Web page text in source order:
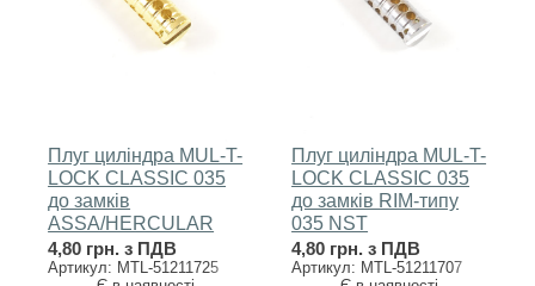
Плуг циліндра MUL-T-
LOCK CLASSIC 035
до замків
ASSA/HERCULAR
EB
4,80 грн. з ПДВ
Артикул: MTL-51211725
Плуг циліндра MUL-T-
LOCK CLASSIC 035
до замків RIM-типу
035 NST
4,80 грн. з ПДВ
Артикул: MTL-51211707